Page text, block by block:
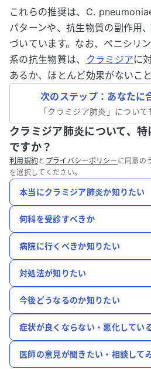
これらの推奨は、C.
パターンや、抗生物質の副作用
づいています。なお、ペニシリ
系の抗生物質は、 クラミジアに
あるか、ほとんど効果がないこ
次のステップ：あなたに
「クラミジア肺炎 」につい
クラミジア肺炎について、
ですか？
利用規約と プライバシーポリシー に同意の
を選択してください。
本当にクラミジア肺炎か知りたい
何科を受診すべきか
病院に行くべきか知りたい
対処法が知りたい
今後どうなるのか知りたい
症状が良くならない・悪化してい
医師の意見が聞きたい・相談して